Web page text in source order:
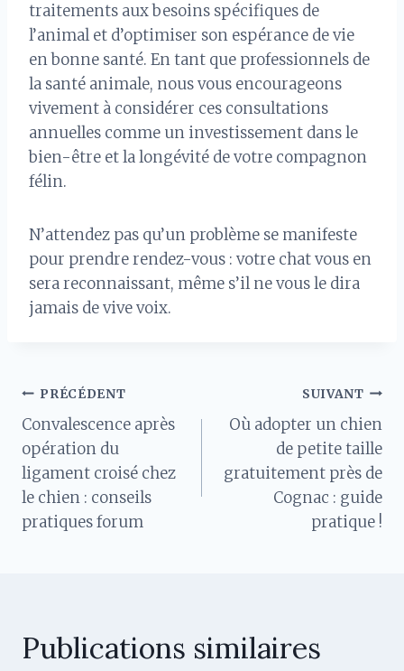
traitements aux besoins spécifiques de
l’animal et d’optimiser son espérance de vie
en bonne santé. En tant que professionnels de
la santé animale, nous vous encourageons
vivement à considérer ces consultations
annuelles comme un investissement dans le
bien-être et la longévité de votre compagnon
félin.
N’attendez pas qu’un problème se manifeste
pour prendre rendez-vous : votre chat vous en
sera reconnaissant, même s’il ne vous le dira
jamais de vive voix.
Navigation
de
l’article
PRÉCÉDENT
Convalescence après
opération du
ligament croisé chez
le chien : conseils
pratiques forum
SUIVANT
Où adopter un chien
de petite taille
gratuitement près de
Cognac : guide
pratique !
Publications similaires